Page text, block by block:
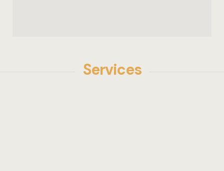
Services